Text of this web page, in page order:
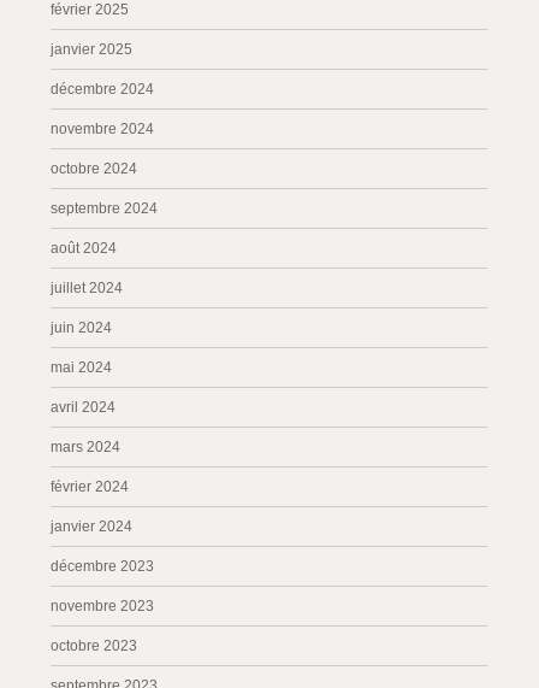
février 2025
janvier 2025
décembre 2024
novembre 2024
octobre 2024
septembre 2024
août 2024
juillet 2024
juin 2024
mai 2024
avril 2024
mars 2024
février 2024
janvier 2024
décembre 2023
novembre 2023
octobre 2023